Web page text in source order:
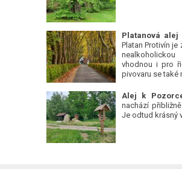
Platan Protivín
vhodnou i pro
pivovaru se také
Alej k
nachází
Je odtud krásný